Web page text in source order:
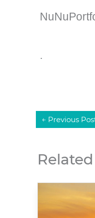
.
← Previous